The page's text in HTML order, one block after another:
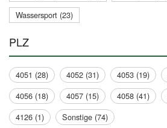
Wassersport (23)
PLZ
4051 (28) 4052 (31) 4053 (19)
4056 (18)
4057 (15) 4058 (41)
4126 (1)
Sonstige (74)